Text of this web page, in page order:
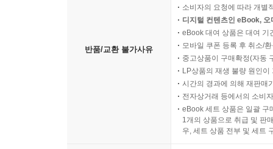
반품/교환 불가사유
소비자의 요청에 따라 개별
디지털 컨텐츠인 eBook,
eBook 대여 상품은 대여 기
모바일 쿠폰 등록 후 취소/
중고상품이 구매확정(자동
LP상품의 재생 불량 원인
시간의 경과에 의해 재판매
전자상거래 등에서의 소비
eBook 세트 상품은 일괄 구
1개의 상품으로 취급 및 판
우, 세트 상품 전부 및 세트